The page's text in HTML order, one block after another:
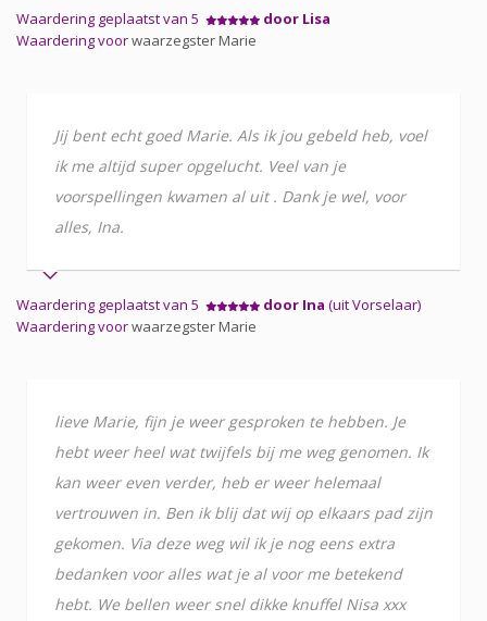
Waardering geplaatst van 5
door Lisa
Waardering voorwaarzegster Marie
Jij bent echt goed Marie. Als ik jou gebeld heb, voel
ik me altijd super opgelucht. Veel van je
voorspellingen kwamen al uit . Dank je wel, voor
alles, Ina.
Waardering geplaatst van 5 door Ina (uit Vorselaar)
Waardering voorwaarzegster Marie
lieve Marie, fijn je weer gesproken te hebben. Je
hebt weer heel wat twijfels bij me weg genomen. Ik
kan weer even verder, heb er weer helemaal
vertrouwen in. Ben ik blij dat wij op elkaars pad zijn
gekomen. Via deze weg wil ik je nog eens extra
bedanken voor alles wat je al voor me betekend
hebt. We bellen weer snel dikke knuffel Nisa xxx